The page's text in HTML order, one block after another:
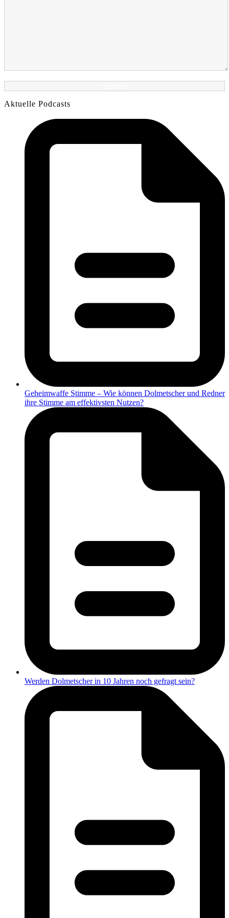
Aktuelle Podcasts
Geheimwaffe Stimme – Wie können Dolmetscher und Redner
ihre Stimme am effektivsten Nutzen?
Werden Dolmetscher in 10 Jahren noch gefragt sein?